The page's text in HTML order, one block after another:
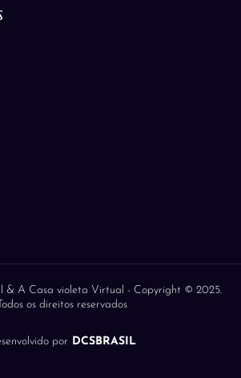
& A Casa violeta Virtual - Copyright © 2025.
os direitos reservados
porDCSBRASIL